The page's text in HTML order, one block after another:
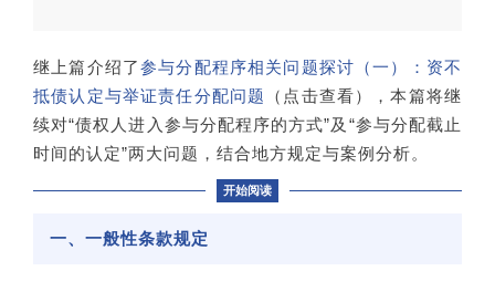
继上篇介绍了参与分配程序相关问题探讨（一）：资不
抵债认定与举证责任分配问题
（点击查看），本篇将继
续对“债权人进入参与分配程序的方式”及“参与分配截止
时间的认定”两大问题，结合地方规定与案例分析。
开始阅读
一、一般性条款规定